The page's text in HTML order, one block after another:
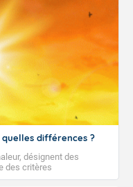
différences ?
désignent des
des critères
épisodes de chaleur qui